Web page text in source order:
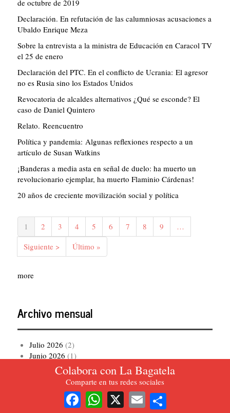
Colabora con La Bagatela
Comparte en tus redes sociales
FacebookWhatsApp
X Email
de octubre de 2019
Declaración. En refutación de las calumniosas acusaciones a
Ubaldo Enrique Meza
Sobre la entrevista a la ministra de Educación en Caracol TV
el 25 de enero
Declaración del PTC. En el conflicto de Ucrania: El agresor
no es Rusia sino los Estados Unidos
Revocatoria de alcaldes alternativos ¿Qué se esconde? El
caso de Daniel Quintero
Relato. Reencuentro
Política y pandemia: Algunas reflexiones respecto a un
artículo de Susan Watkins
¡Banderas a media asta en señal de duelo: ha muerto un
revolucionario ejemplar, ha muerto Flaminio Cárdenas!
20 años de creciente movilización social y política
Paginación
Página
actual
1 Página
2 Página
3 Página
4 Página
5 Página
6 Página
7 Página
8 Página
9
…
Siguiente
página
Siguiente >
Última
página
Último »
more
Archivo mensual
Julio 2026 (2)
Junio 2026 (1)
Mayo 2026 (2)
Abril 2026(1)
Marzo 2026(2)
Enero 2026(10)
Diciembre 2025 (2)